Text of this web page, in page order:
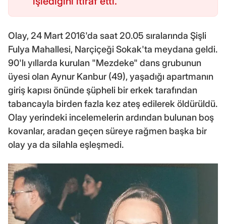
Olay, 24 Mart 2016'da saat 20.05 sıralarında Şişli
Fulya Mahallesi, Narçiçeği Sokak'ta meydana geldi.
90'lı yıllarda kurulan "Mezdeke" dans grubunun
üyesi olan Aynur Kanbur (49), yaşadığı apartmanın
giriş kapısı önünde şüpheli bir erkek tarafından
tabancayla birden fazla kez ateş edilerek öldürüldü.
Olay yerindeki incelemelerin ardından bulunan boş
kovanlar, aradan geçen süreye rağmen başka bir
olay ya da silahla eşleşmedi.